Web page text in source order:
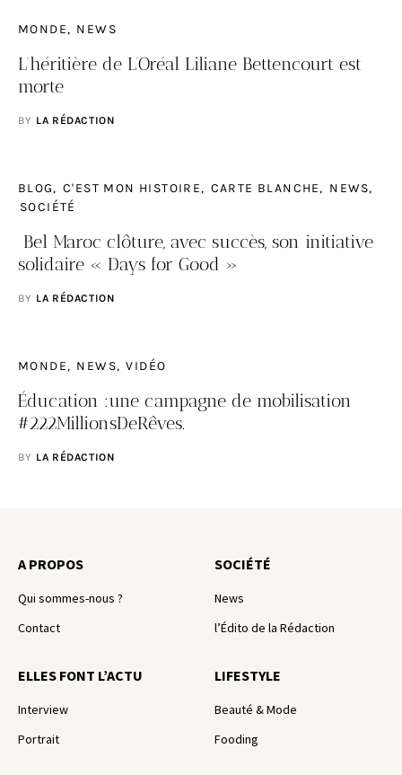
MONDE NEWS
L’héritière de L’Oréal Liliane Bettencourt est
morte
BY LA RÉDACTION
BLOG C'EST MON HISTOIRE CARTE BLANCHE
NEWS
SOCIÉTÉ
Bel Maroc clôture, avec succès, son initiative
solidaire « Days for Good »
BY LA RÉDACTION
MONDE NEWS VIDÉO
Éducation :une campagne de mobilisation
#222MillionsDeRêves.
BY LA RÉDACTION
A PROPOS
Qui sommes-nous ?
Contact
SOCIÉTÉ
News
l’Édito de la Rédaction
ELLES FONT L’ACTU
Interview
Portrait
LIFESTYLE
Beauté & Mode
Fooding